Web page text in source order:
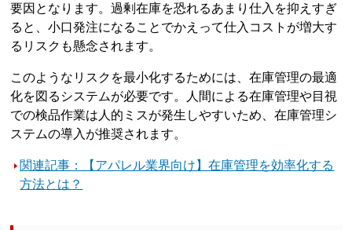
要因となります。過剰在庫を恐れるあまり仕入を抑えすぎ
ると、小口発注になることでかえって仕入コストが増大す
るリスクも懸念されます。
このようなリスクを最小化するためには、在庫管理の最適
化を図るシステムが必要です。人間による在庫管理や目視
での検品作業は人的ミスが発生しやすいため、在庫管理シ
ステムの導入が推奨されます。
関連記事：【アパレル業界向け】在庫管理を効率化する
方法とは？